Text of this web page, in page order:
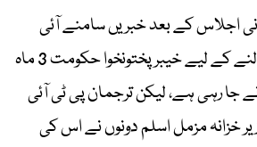
اجلاس کے بعد خبریں سامنے آئی
تھیں کہ وفاق پر دباؤ ڈالنے کے لیے خیبرپختونخوا حکومت 3 ماہ
رہی ہے، لیکن ترجمان پی ٹی آئی
خزانہ مزمل اسلم دونوں نے اس کی